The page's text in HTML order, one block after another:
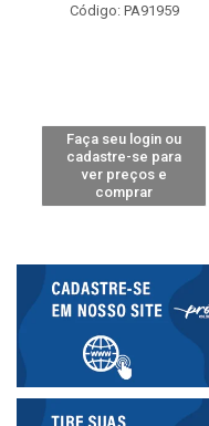
Código: PA91959
Faça seu login ou
cadastre-se para
ver preços e
comprar